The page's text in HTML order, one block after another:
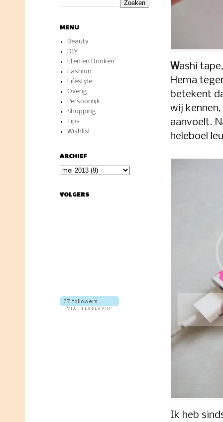
Washi
Hema
betekent
wij
aanvoelt.
heleboel
Ik heb
MENU
Beauty
DIY
Eten en Drinken
Fashion
Lifestyle
Overig
Persoonlijk
Shopping
Tips
Wishlist
ARCHIEF
VOLGERS